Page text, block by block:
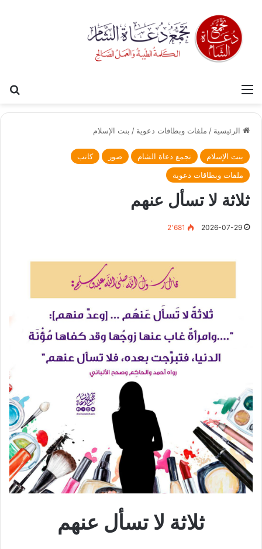
القائمة
الرئيسية / ملفات وبطاقات دعوية / بنت الإسلام
بنت الإسلام تجمع دعاة الشام صور
كاتب
ملفات وبطاقات دعوية
ثلاثة لا تسأل عنهم
2026-07-29 2٬681
ثلاثة لا تسأل عنهم